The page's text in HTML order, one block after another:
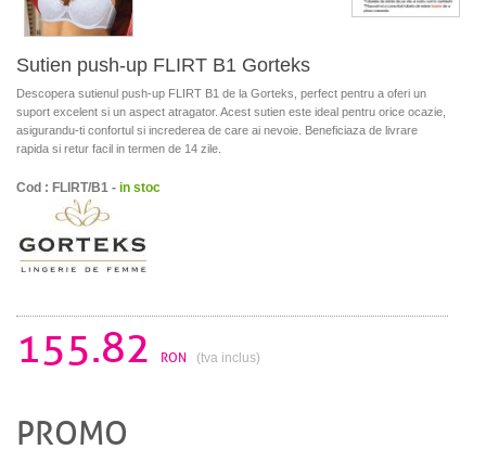
Sutien push-up FLIRT B1 Gorteks
Descopera sutienul push-up FLIRT B1 de la Gorteks, perfect pentru a oferi un
suport excelent si un aspect atragator. Acest sutien este ideal pentru orice ocazie,
asigurandu-ti confortul si increderea de care ai nevoie. Beneficiaza de livrare
rapida si retur facil in termen de 14 zile.
Cod : FLIRT/B1 - in stoc
155.82 RON (tva inclus)
PROMO